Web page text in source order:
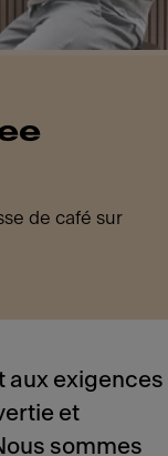
de café sur
aux exigences
et
sommes